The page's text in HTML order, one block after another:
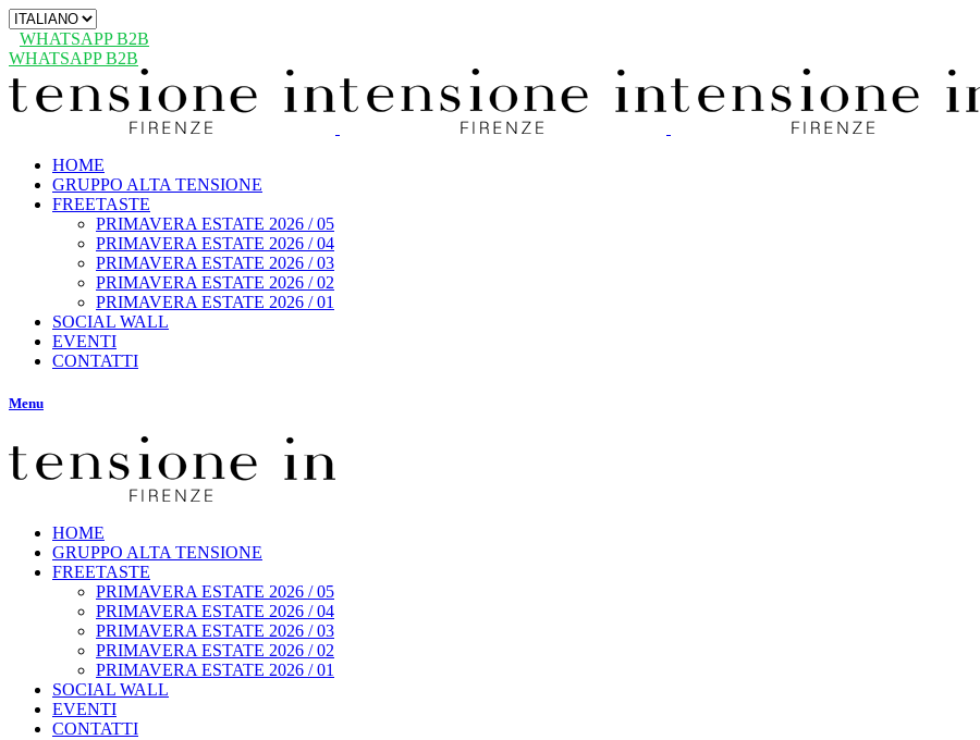
Scegli
una
lingua
WHATSAPP B2B
WHATSAPP B2B
HOME
GRUPPO ALTA TENSIONE
FREETASTE
PRIMAVERA ESTATE 2026 / 05
PRIMAVERA ESTATE 2026 / 04
PRIMAVERA ESTATE 2026 / 03
PRIMAVERA ESTATE 2026 / 02
PRIMAVERA ESTATE 2026 / 01
SOCIAL WALL
EVENTI
CONTATTI
Menu
HOME
GRUPPO ALTA TENSIONE
FREETASTE
PRIMAVERA ESTATE 2026 / 05
PRIMAVERA ESTATE 2026 / 04
PRIMAVERA ESTATE 2026 / 03
PRIMAVERA ESTATE 2026 / 02
PRIMAVERA ESTATE 2026 / 01
SOCIAL WALL
EVENTI
CONTATTI